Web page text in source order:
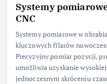
Systemy
CNC
Systemy pomiarowe w
kluczowych filarów
Precyzyjny pomiar pozycji,
umożliwia uzyskanie
jednoczesnym skróceniu